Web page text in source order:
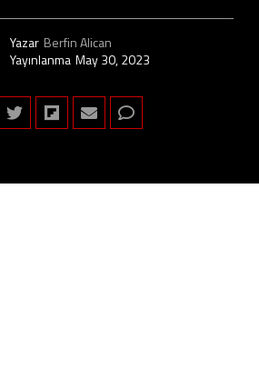
Yazar Berfin Alican
Yayınlanma May 30, 2023